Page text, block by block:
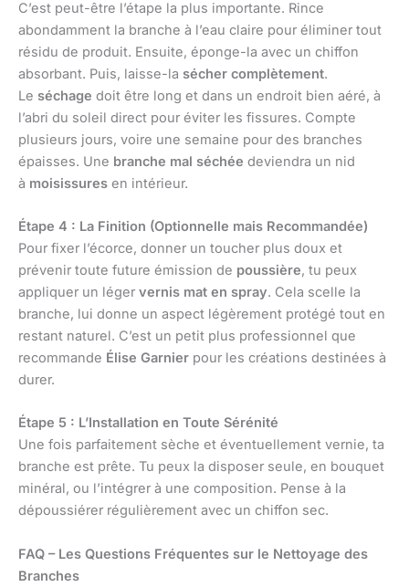
C’est peut-être l’étape la plus importante. Rince
abondamment la branche à l’eau claire pour éliminer tout
résidu de produit. Ensuite, éponge-la avec un chiffon
absorbant. Puis, laisse-la sécher complètement.
Le séchage doit être long et dans un endroit bien aéré, à
l’abri du soleil direct pour éviter les fissures. Compte
plusieurs jours, voire une semaine pour des branches
épaisses. Une branche mal séchée deviendra un nid
à moisissures en intérieur.
Étape 4 : La Finition (Optionnelle mais Recommandée)
Pour fixer l’écorce, donner un toucher plus doux et
prévenir toute future émission de poussière, tu peux
appliquer un léger vernis mat en spray. Cela scelle la
branche, lui donne un aspect légèrement protégé tout en
restant naturel. C’est un petit plus professionnel que
recommande Élise Garnier pour les créations destinées à
durer.
Étape 5 : L’Installation en Toute Sérénité
Une fois parfaitement sèche et éventuellement vernie, ta
branche est prête. Tu peux la disposer seule, en bouquet
minéral, ou l’intégrer à une composition. Pense à la
dépoussiérer régulièrement avec un chiffon sec.
FAQ – Les Questions Fréquentes sur le Nettoyage des
Branches